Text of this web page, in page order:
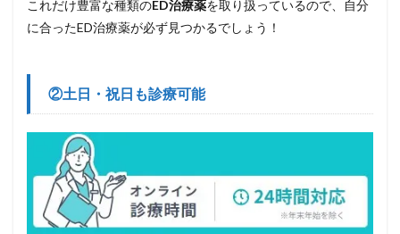
これだけ豊富な種類のED治療薬を取り扱っているので、自分
に合ったED治療薬が必ず見つかるでしょう！
②土日・祝日も診療可能